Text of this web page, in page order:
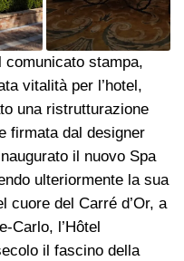
comunicato stampa,
vitalità per l’hotel,
una ristrutturazione
firmata dal designer
il nuovo Spa
ulteriormente la sua
cuore del Carré d’Or, a
Carlo, l’Hôtel
il fascino della